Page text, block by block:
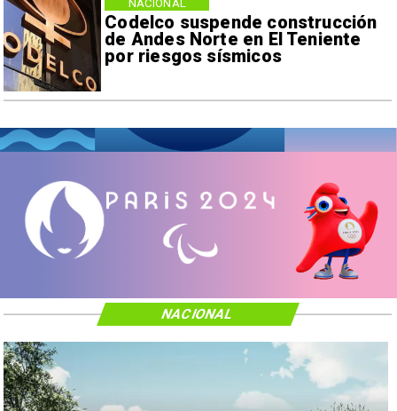
Codelco suspende construcción
de Andes Norte en El Teniente
por riesgos sísmicos
NACIONAL
NACIONAL